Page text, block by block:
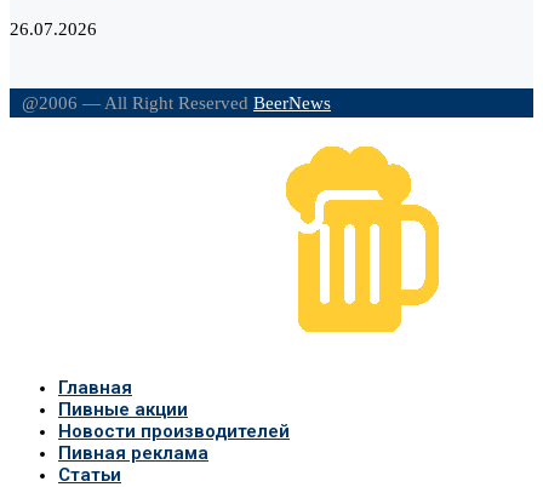
26.07.2026
@2006 — All Right Reserved BeerNews
Главная
Пивные акции
Новости производителей
Пивная реклама
Статьи